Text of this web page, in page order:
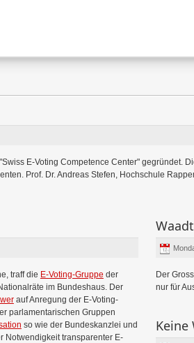
E-Voting Competence Center" gegründet.
Prof. Dr. Andreas Stefen, Hochschule
traff die E-Voting-Gruppe der
im Bundeshaus. Der
auf Anregung der E-Voting-
parlamentarischen Gruppen
so wie der Bundeskanzlei und
Notwendigkeit transparenter E-
Waadt
Der
nur für
Keine